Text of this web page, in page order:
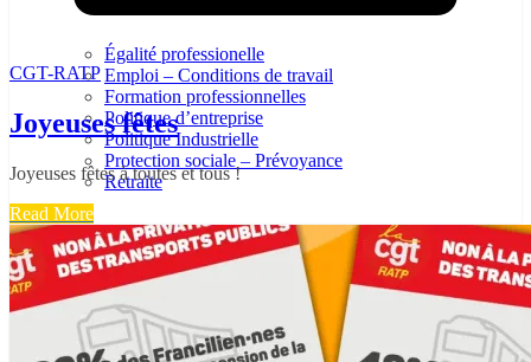
Égalité professionelle
Emploi – Conditions de travail
Formation professionnelles
Politique d’entreprise
Politique Industrielle
Protection sociale – Prévoyance
Retraite
CGT-RATP
Joyeuses fêtes
Joyeuses fêtes à toutes et tous !
Read More